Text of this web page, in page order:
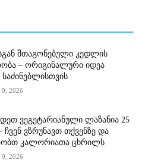
შთაგონებული კედლის
– ორიგინალური იდეა
საძინებლისთვის
2026
ვეგეტარიანული ლაზანია 25
ჩვენ ვზრუნავთ თქვენზე და
კალორიათა ცხრილს
2026